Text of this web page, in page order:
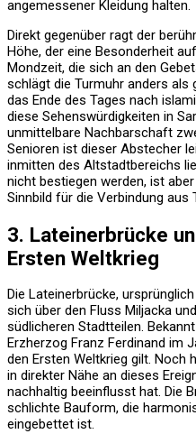
angemessener Kleidung halten.
Direkt gegenüber ragt der
Höhe, der eine Besonderheit
Mondzeit, die sich an den
schlägt die Turmuhr anders
das Ende des Tages nach
diese Sehenswürdigkeiten in
unmittelbare Nachbarschaft
Senioren ist dieser Abstecher
inmitten des Altstadtbereichs
nicht bestiegen werden, ist
Sinnbild für die Verbindung aus
3. Lateinerbrücke
Ersten Weltkrieg
Die Lateinerbrücke,
sich über den Fluss Miljacka
südlicheren Stadtteilen.
Erzherzog Franz Ferdinand im
den Ersten Weltkrieg gilt. Noch
in direkter Nähe an dieses
nachhaltig beeinflusst hat. Die
schlichte Bauform, die
eingebettet ist.